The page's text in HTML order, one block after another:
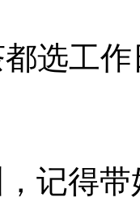
选工
记得